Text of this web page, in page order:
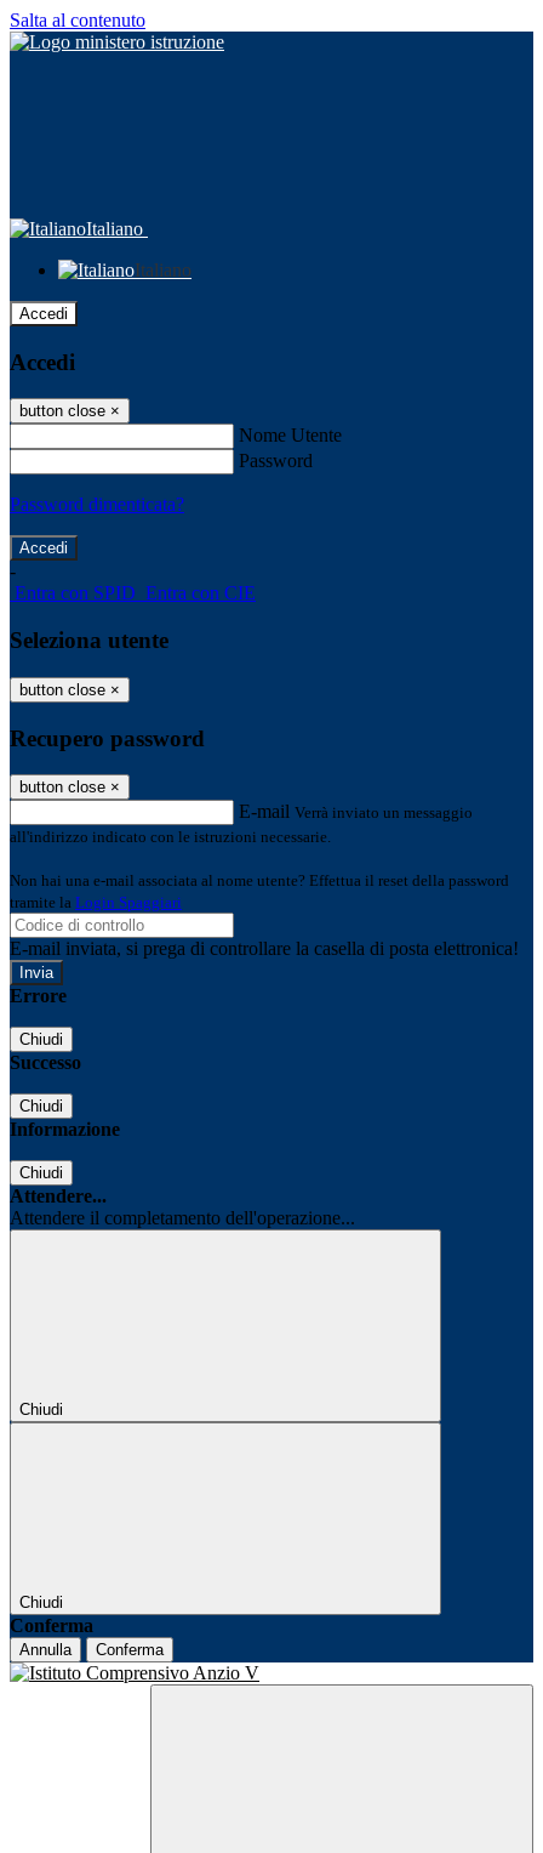
Salta al contenuto
Italiano
Italiano
Accedi
Accedi
button close ×
Nome Utente
Password
Password dimenticata?
-
Entra con SPID Entra con CIE
Seleziona utente
button close ×
Recupero password
button close ×
E-mail Verrà inviato un messaggio
all'indirizzo indicato con le istruzioni necessarie.
Non hai una e-mail associata al nome utente? Effettua il reset della password
tramite la Login Spaggiari
E-mail inviata, si prega di controllare la casella di posta elettronica!
Errore
Chiudi
Successo
Chiudi
Informazione
Chiudi
Attendere...
Attendere il completamento dell'operazione...
Chiudi
Chiudi
Conferma
Annulla Conferma